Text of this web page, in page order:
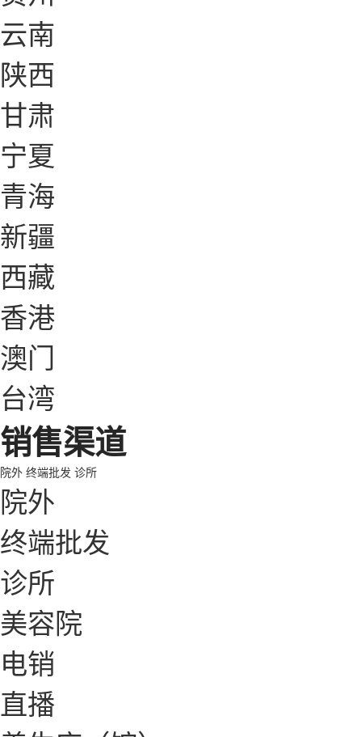
云南
陕西
甘肃
宁夏
青海
新疆
西藏
香港
澳门
台湾
销售渠道
院外 终端批发 诊所
院外
终端批发
诊所
美容院
电销
直播